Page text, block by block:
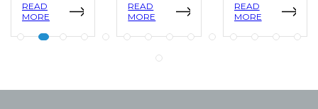
READ
MORE
READ
MORE
READ
MORE